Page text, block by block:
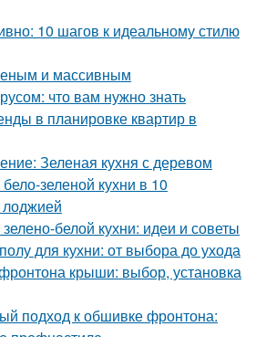
10 шагов к идеальному стилю
и массивным
что вам нужно знать
в планировке квартир в
Зеленая кухня с деревом
зеленой кухни в 10
лоджией
белой кухни: идеи и советы
для кухни: от выбора до ухода
крыши: выбор, установка
подход к обшивке фронтона: